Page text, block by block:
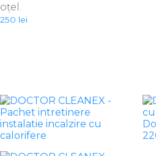
oțel.
250 lei